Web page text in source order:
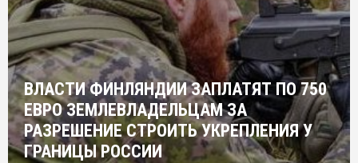
ВЛАСТИ ФИНЛЯНДИИ ЗАПЛАТЯТ ПО 750
ЕВРО ЗЕМЛЕВЛАДЕЛЬЦАМ ЗА
РАЗРЕШЕНИЕ СТРОИТЬ УКРЕПЛЕНИЯ У
ГРАНИЦЫ РОССИИ